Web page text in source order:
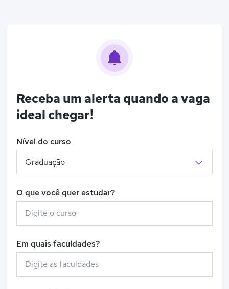
Receba um alerta quando a vaga
ideal chegar!
Nível do curso
O que você quer estudar?
Em quais faculdades?